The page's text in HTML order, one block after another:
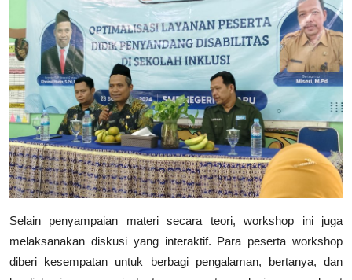
Selain penyampaian materi secara teori, workshop ini juga
melaksanakan diskusi yang interaktif. Para peserta workshop
diberi kesempatan untuk berbagi pengalaman, bertanya, dan